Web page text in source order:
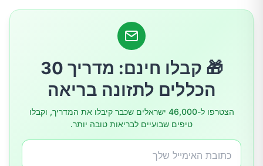
האם אני צריכה לקחת תוספים?
🎁 קבלו חינם: מדריך 30
הכללים לתזונה בריאה
הצטרפו ל-46,000 ישראלים שכבר קיבלו את המדריך, וקבלו
טיפים שבועיים לבריאות טובה יותר.